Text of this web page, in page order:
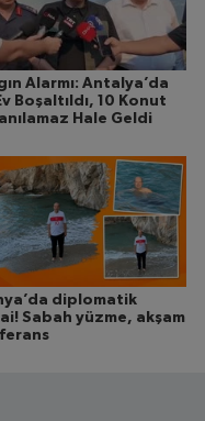
Alarmı: Antalya’da
Boşaltıldı, 10 Konut
Hale Geldi
diplomatik
Sabah yüzme, akşam